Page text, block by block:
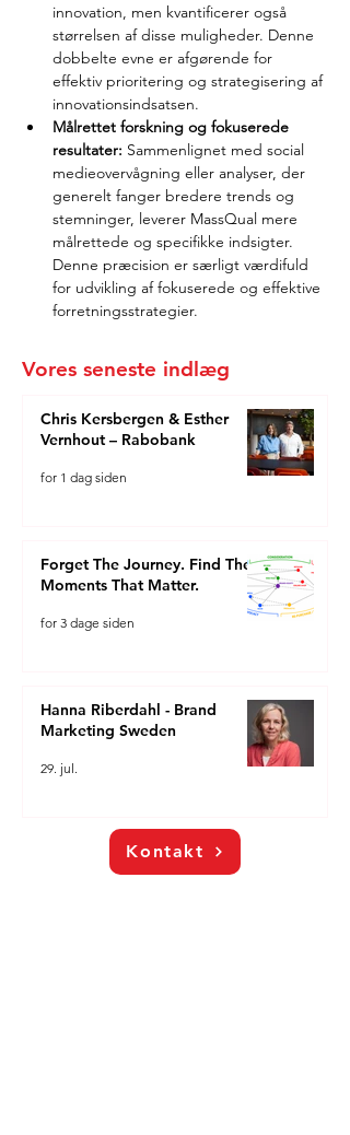
innovation, men kvantificerer også
størrelsen af disse muligheder. Denne
dobbelte evne er afgørende for
effektiv prioritering og strategisering af
innovationsindsatsen.
Målrettet forskning og fokuserede
resultater: Sammenlignet med social
medieovervågning eller analyser, der
generelt fanger bredere trends og
stemninger, leverer MassQual mere
målrettede og specifikke indsigter.
Denne præcision er særligt værdifuld
for udvikling af fokuserede og effektive
forretningsstrategier.
Vores seneste indlæg
Chris Kersbergen & Esther
Vernhout – Rabobank
for 1 dag siden
Forget The Journey. Find The
Moments That Matter.
for 3 dage siden
Hanna Riberdahl - Brand
Marketing Sweden
29. jul.
Kontakt